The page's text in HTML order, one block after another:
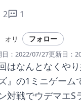
2 1
オリ フォロー
： 2022/07/27更新日：
はなんとなくや
』の1ミニゲーム
対戦でウデマエ